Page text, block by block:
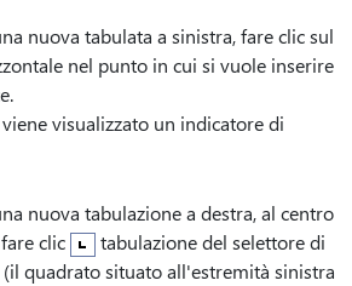
nuova tabulata a sinistra, fare clic sul
nel punto in cui si vuole inserire
visualizzato un indicatore di
nuova tabulazione a destra, al centro
clic
tabulazione del selettore di
quadrato situato all'estremità sinistra